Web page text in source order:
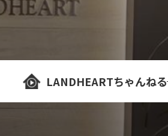
LANDHEARTちゃんねる